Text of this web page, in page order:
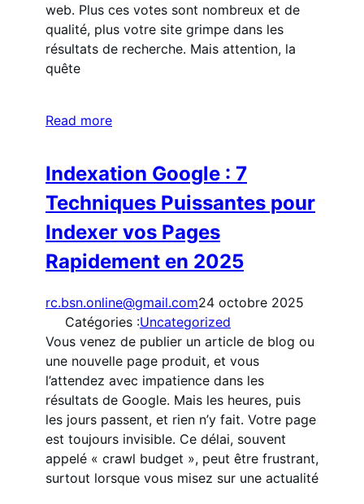
web. Plus ces votes sont nombreux et de
qualité, plus votre site grimpe dans les
résultats de recherche. Mais attention, la
quête
Read more
Indexation Google : 7
Techniques Puissantes pour
Indexer vos Pages
Rapidement en 2025
rc.bsn.online@gmail.com24 octobre 2025
Catégories :Uncategorized
Vous venez de publier un article de blog ou
une nouvelle page produit, et vous
l’attendez avec impatience dans les
résultats de Google. Mais les heures, puis
les jours passent, et rien n’y fait. Votre page
est toujours invisible. Ce délai, souvent
appelé « crawl budget », peut être frustrant,
surtout lorsque vous misez sur une actualité